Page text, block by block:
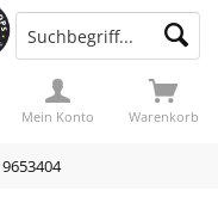
Warenkorb
Mein Konto